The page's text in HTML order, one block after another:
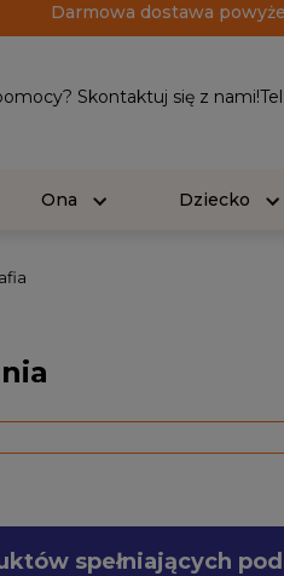
Darmowa dostawa
Skontaktuj się z nami!
Ona Dziecko
spełniających